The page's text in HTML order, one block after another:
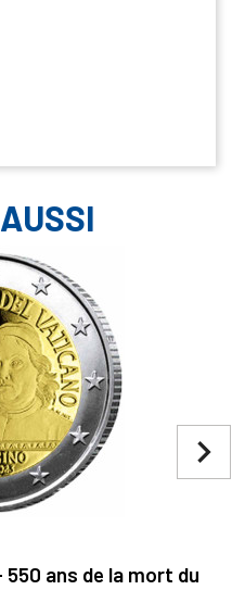
550 ans de la mort du
navigate_next